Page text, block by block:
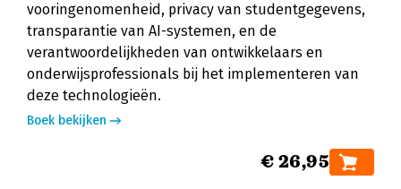
vooringenomenheid, privacy van studentgegevens,
transparantie van AI-systemen, en de
verantwoordelijkheden van ontwikkelaars en
onderwijsprofessionals bij het implementeren van
deze technologieën.
Boek bekijken
€ 26,95